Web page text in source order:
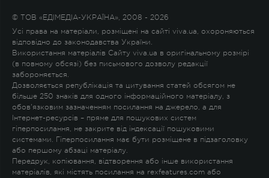
© ТОВ «ЕДІМЕДІА-УКРАЇНА», 2008 - 2026
Усі права на матеріали, розміщені на сайті viva.ua, охороняються
відповідно до законодавства України.
Використання матеріалів Сайту viva.ua в оригінальному розмірі
(в повному обсязі) без письмового дозволу редакції
забороняється.
Дозволяється републікація та цитування статей обсягом не
більше 250 знаків для одного інформаційного матеріалу, з
обов'язковим зазначенням посилання на джерело, а для
Інтернет-ресурсів – пряме для пошукових систем
гіперпосилання, не закрите від індексації пошуковими
системами. Гіперпосилання має бути розміщене в підзаголовку
або першому абзаці матеріалу.
Передрук, копіювання, відтворення або інше використання
матеріалів, які містять посилання на rexfeatures.com або